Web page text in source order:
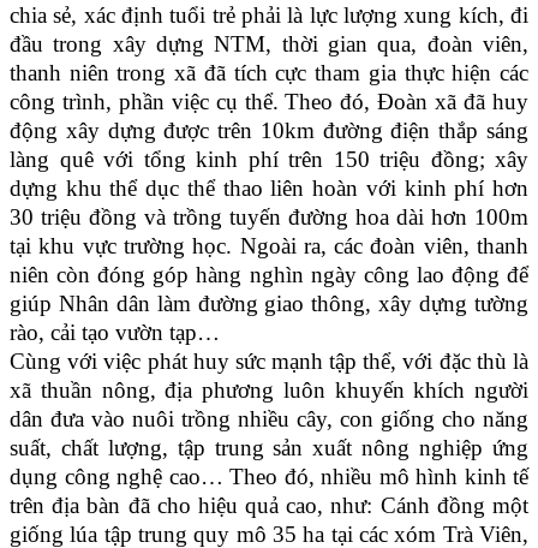
chia sẻ, xác định tuổi trẻ phải là lực lượng xung kích, đi
đầu trong xây dựng NTM, thời gian qua, đoàn viên,
thanh niên trong xã đã tích cực tham gia thực hiện các
công trình, phần việc cụ thể. Theo đó, Đoàn xã đã huy
động xây dựng được trên 10km đường điện thắp sáng
làng quê với tổng kinh phí trên 150 triệu đồng; xây
dựng khu thể dục thể thao liên hoàn với kinh phí hơn
30 triệu đồng và trồng tuyến đường hoa dài hơn 100m
tại khu vực trường học. Ngoài ra, các đoàn viên, thanh
niên còn đóng góp hàng nghìn ngày công lao động để
giúp Nhân dân làm đường giao thông, xây dựng tường
rào, cải tạo vườn tạp…
Cùng với việc phát huy sức mạnh tập thể, với đặc thù là
xã thuần nông, địa phương luôn khuyến khích người
dân đưa vào nuôi trồng nhiều cây, con giống cho năng
suất, chất lượng, tập trung sản xuất nông nghiệp ứng
dụng công nghệ cao… Theo đó, nhiều mô hình kinh tế
trên địa bàn đã cho hiệu quả cao, như: Cánh đồng một
giống lúa tập trung quy mô 35 ha tại các xóm Trà Viên,